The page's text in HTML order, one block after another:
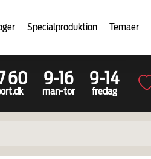
Specialproduktion Temaer
60 9-16
man-tor
9-14
fredag